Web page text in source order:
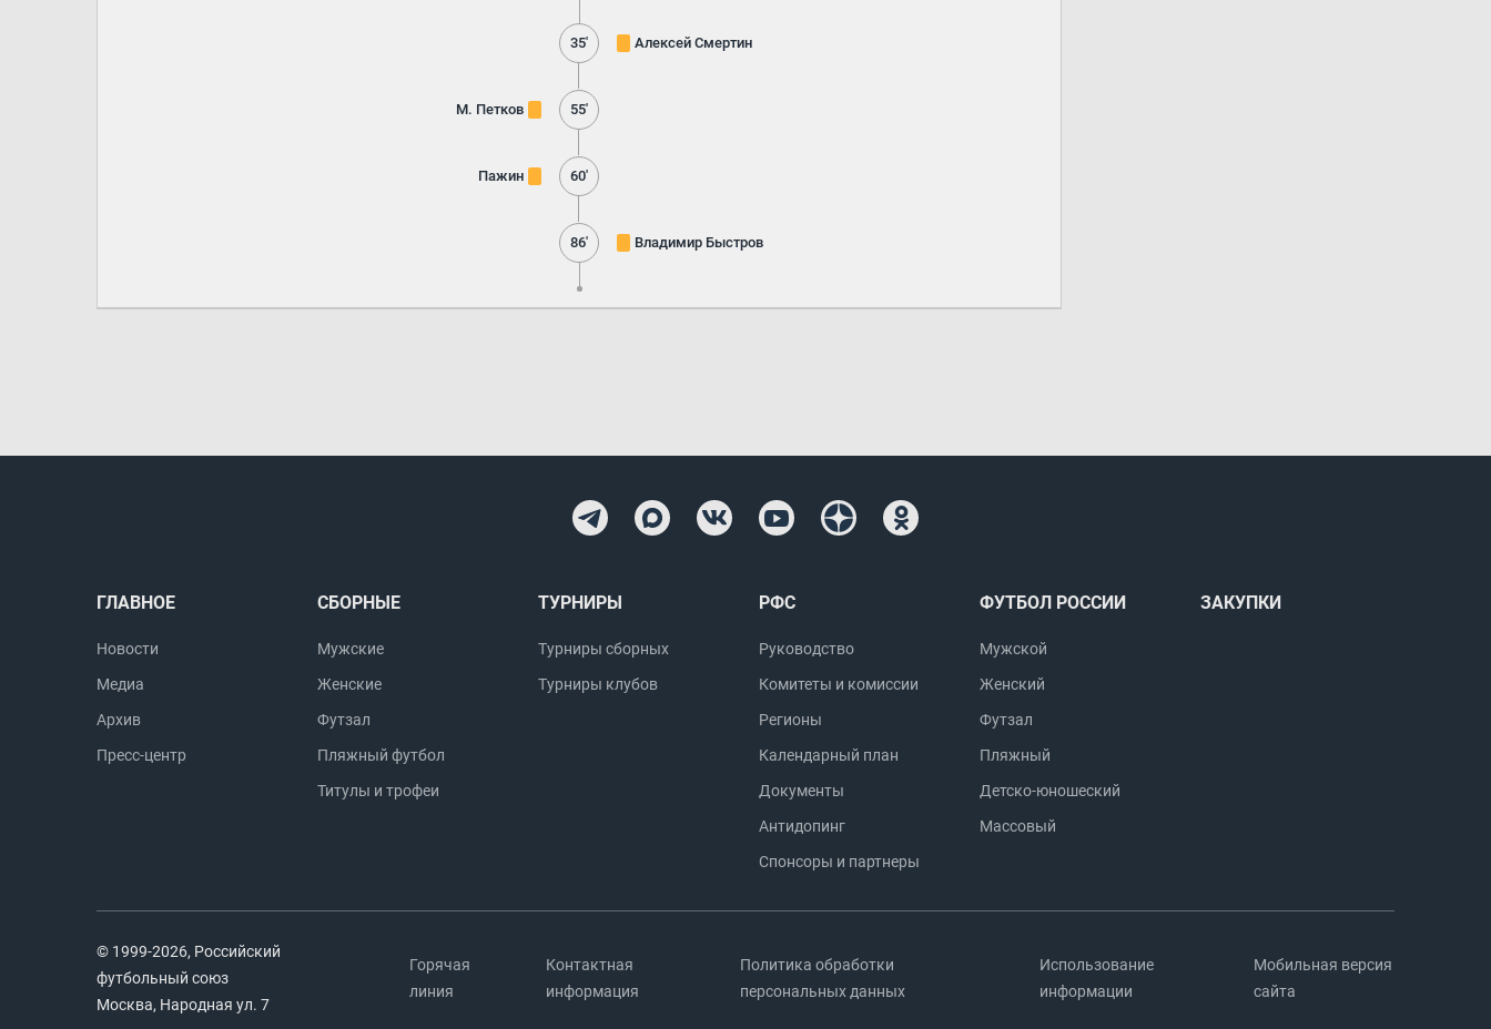
35' Алексей Смертин
М. Петков 55'
Пажин 60'
86' Владимир Быстров
ГЛАВНОЕ
Новости
Медиа
Архив
Пресс-центр
СБОРНЫЕ
Мужские
Женские
Футзал
Пляжный футбол
Титулы и трофеи
ТУРНИРЫ
Турниры сборных
Турниры клубов
РФС
Руководство
Комитеты и комиссии
Регионы
Календарный план
Документы
Антидопинг
Спонсоры и партнеры
ФУТБОЛ РОССИИ
Мужской
Женский
Футзал
Пляжный
Детско-юношеский
Массовый
ЗАКУПКИ
© 1999-2026, Российский
футбольный союз
Москва, Народная ул. 7
Горячая
линия
Контактная
информация
Политика обработки
персональных данных
Использование
информации
Мобильная версия
сайта